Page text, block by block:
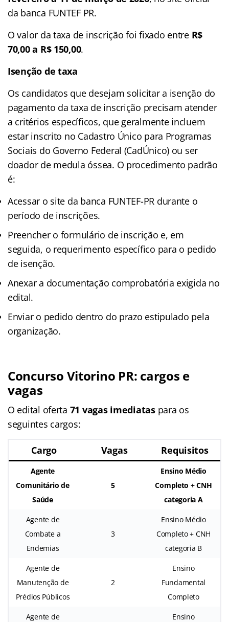
da banca FUNTEF PR.
O valor da taxa de inscrição foi fixado entre R$
70,00 a R$ 150,00.
Isenção de taxa
Os candidatos que desejam solicitar a isenção do
pagamento da taxa de inscrição precisam atender
a critérios específicos, que geralmente incluem
estar inscrito no Cadastro Único para Programas
Sociais do Governo Federal (CadÚnico) ou ser
doador de medula óssea. O procedimento padrão
é:
Acessar o site da banca FUNTEF-PR durante o
período de inscrições.
Preencher o formulário de inscrição e, em
seguida, o requerimento específico para o pedido
de isenção.
Anexar a documentação comprobatória exigida no
edital.
Enviar o pedido dentro do prazo estipulado pela
organização.
Concurso Vitorino PR: cargos e
vagas
O edital oferta 71 vagas imediataspara os
seguintes cargos:
Cargo Vagas Requisitos
Agente
Comunitário de
Saúde
5
Ensino Médio
Completo + CNH
categoria A
Agente de
Combate a
Endemias
3
Ensino Médio
Completo + CNH
categoria B
Agente de
Manutenção de
Prédios Públicos
2
Ensino
Fundamental
Completo
Agente de
Ensino